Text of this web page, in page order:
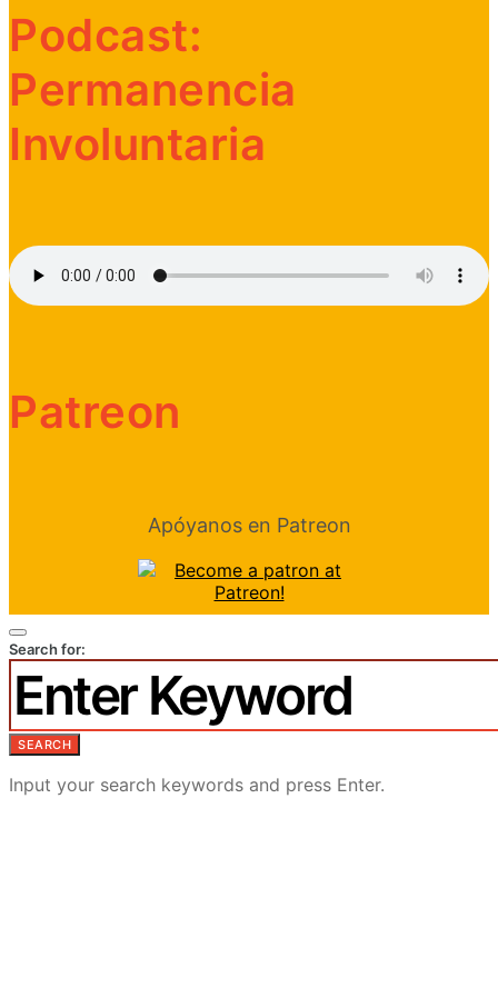
Podcast:
Permanencia
Involuntaria
Patreon
Apóyanos en Patreon
Search for:
SEARCH
Input your search keywords and press Enter.